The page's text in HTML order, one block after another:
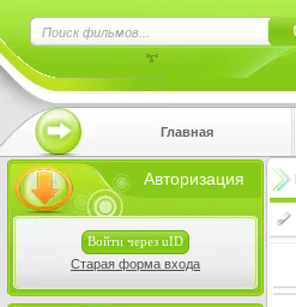
Главная
Авторизация
Войти через uID
Старая форма входа